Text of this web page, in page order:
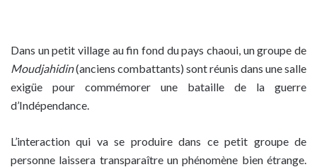
Dans un petit village au fin fond du pays chaoui, un groupe de
Moudjahidin(anciens combattants) sont réunis dans une salle
exigüe pour commémorer une bataille de la guerre
d’Indépendance.
L’interaction qui va se produire dans ce petit groupe de
personne laissera transparaître un phénomène bien étrange.